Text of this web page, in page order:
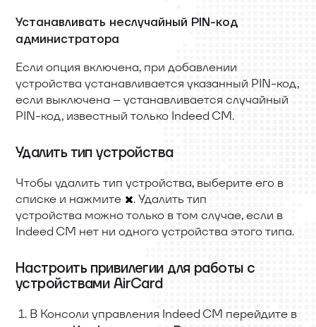
Устанавливать неслучайный PIN-код
администратора
Если опция включена, при добавлении
устройства устанавливается указанный PIN-код,
если выключена – устанавливается случайный
PIN-код, известный только Indeed CM.
Удалить тип устройства
Чтобы удалить тип устройства, выберите его в
списке и нажмите
. Удалить тип
устройства можно только в том случае, если в
Indeed CM нет ни одного устройства этого типа.
Настроить привилегии для работы с
устройствами AirCard
В Консоли управления Indeed CM перейдите в